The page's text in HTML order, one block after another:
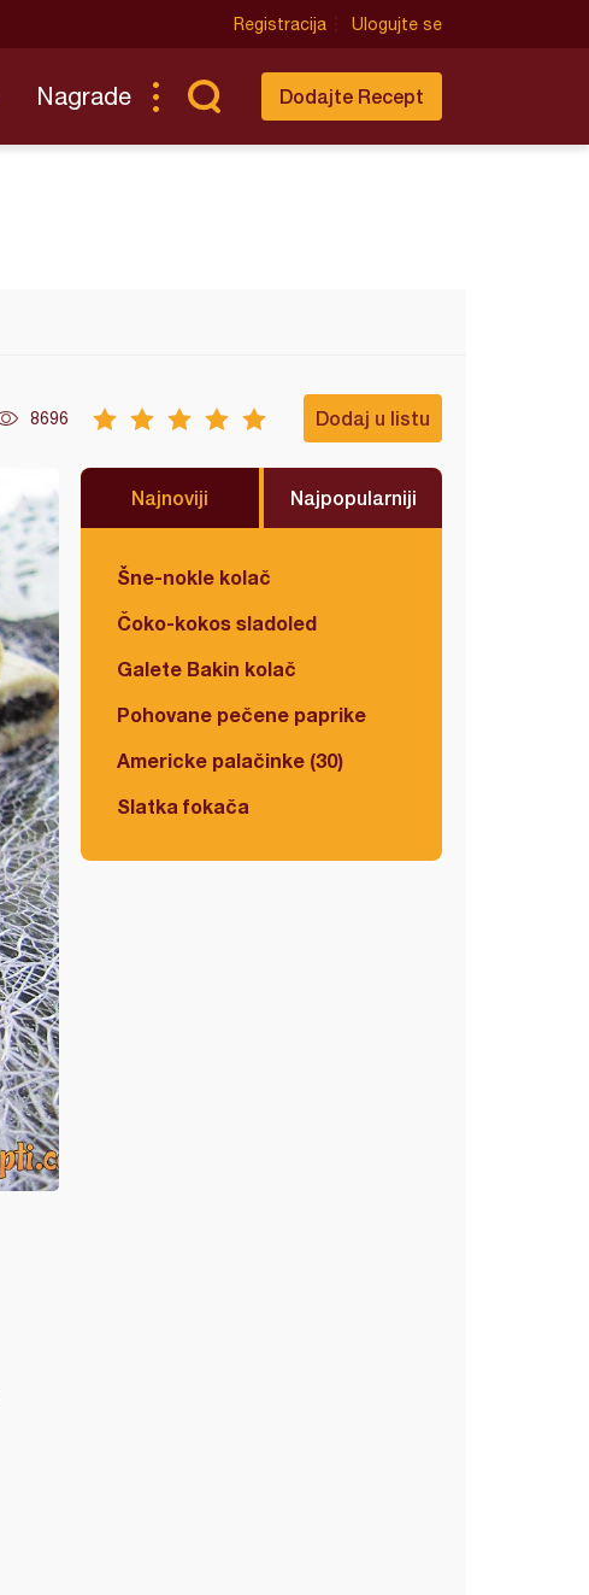
Registracija Ulogujte se
Nagrade Dodajte Recept
8696 Dodaj u listu
Najnoviji Najpopularniji
Šne-nokle kolač
Čoko-kokos sladoled
Galete Bakin kolač
Pohovane pečene paprike
Americke palačinke (30)
Slatka fokača